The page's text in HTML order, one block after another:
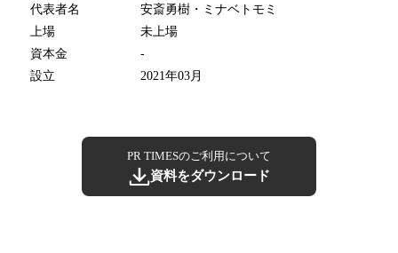
代表者名
安斎勇樹・ミナベトモミ
上場
未上場
資本金
-
設立
2021年03月
PR TIMESのご利用について
資料をダウンロード